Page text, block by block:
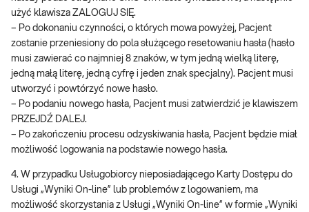
użyć klawisza ZALOGUJ SIĘ.
– Po dokonaniu czynności, o których mowa powyżej, Pacjent
zostanie przeniesiony do pola służącego resetowaniu hasła (hasło
musi zawierać co najmniej 8 znaków, w tym jedną wielką literę,
jedną małą literę, jedną cyfrę i jeden znak specjalny). Pacjent musi
utworzyć i powtórzyć nowe hasło.
– Po podaniu nowego hasła, Pacjent musi zatwierdzić je klawiszem
PRZEJDŹ DALEJ.
– Po zakończeniu procesu odzyskiwania hasła, Pacjent będzie miał
możliwość logowania na podstawie nowego hasła.
4. W przypadku Usługobiorcy nieposiadającego Karty Dostępu do
Usługi „Wyniki On-line” lub problemów z logowaniem, ma
możliwość skorzystania z Usługi „Wyniki On-line” w formie „Wyniki